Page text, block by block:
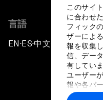
このサイ
に合わせ
フィック
ザーによ
報を収集
信、デー
有してい
ユーザー
報や各パ
に収集さ
言語
EN ▪ES▪中文▪ 日本語